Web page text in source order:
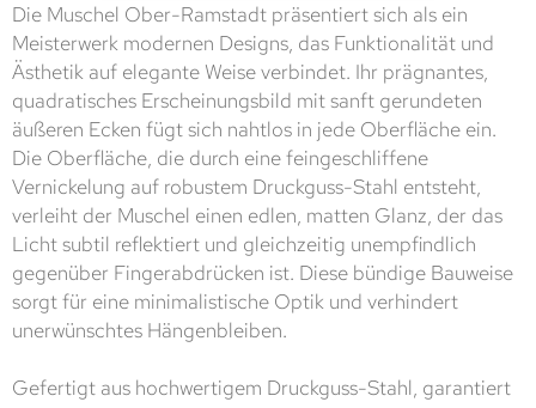
Die Muschel Ober-Ramstadt präsentiert sich als ein
Meisterwerk modernen Designs, das Funktionalität und
Ästhetik auf elegante Weise verbindet. Ihr prägnantes,
quadratisches Erscheinungsbild mit sanft gerundeten
äußeren Ecken fügt sich nahtlos in jede Oberfläche ein.
Die Oberfläche, die durch eine feingeschliffene
Vernickelung auf robustem Druckguss-Stahl entsteht,
verleiht der Muschel einen edlen, matten Glanz, der das
Licht subtil reflektiert und gleichzeitig unempfindlich
gegenüber Fingerabdrücken ist. Diese bündige Bauweise
sorgt für eine minimalistische Optik und verhindert
unerwünschtes Hängenbleiben.
Gefertigt aus hochwertigem Druckguss-Stahl, garantiert